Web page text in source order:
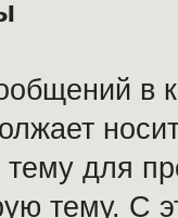
в
для
тему. С